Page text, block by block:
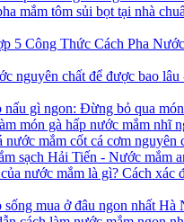
mắm tôm sủi bọt tại nhà
5 Công Thức Cách Pha
nguyên chất để được bao lâu
nấu gì ngon: Đừng bỏ qua
món gà hấp nước mắm nhĩ
nước mắm cốt cá cơm nguyên
sạch Hải Tiến - Nước mắm
nước mắm là gì? Cách xác
sống mua ở đâu ngon nhất